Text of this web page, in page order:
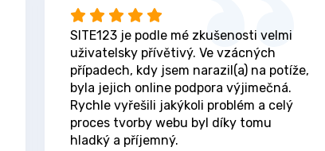
SITE123 je podle mé zkušenosti velmi
uživatelsky přívětivý. Ve vzácných
případech, kdy jsem narazil(a) na potíže,
byla jejich online podpora výjimečná.
Rychle vyřešili jakýkoli problém a celý
proces tvorby webu byl díky tomu
hladký a příjemný.